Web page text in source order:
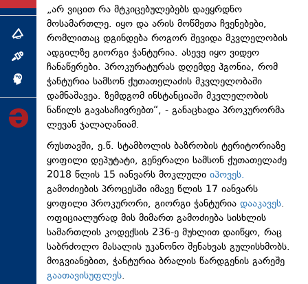
თემა
ინტერვიუ
ინქვიზიცია
„არ ვიცით რა მტკიცებულებებს დაეყრდნო
მოსამართლე. იყო და არის მოწმეთა ჩვენებები,
რომლითაც დგინდება როგორ შევიდა მკვლელობის
ადგილზე გიორგი ჭანტურია. ასევე იყო ვიდეო
ჩანაწერები. პროკურატურას დღემდე ჰგონია, რომ
ჭანტურია სამსონ ქუთათელაძის მკვლელობაში
დამნაშავეა. ზემდგომ ინსტანციაში მკვლელობის
ნაწილს გავასაჩივრებთ“, - განაცხადა პროკურორმა
ლევან ჯალაღანიამ.
რუსთავში, ე.წ. სტამბოლის ბაზრობის ტერიტორიაზე
ყოფილი დეპუტატი, გენერალი სამსონ ქუთათელაძე
2018 წლის 15 იანვარს მოკლული იპოვეს.
გამოძიების პროცესში იმავე წლის 17 იანვარს
ყოფილი პროკურორი, გიორგი ჭანტურია დააკავეს.
ოფიციალურად მის მიმართ გამოძიება სისხლის
სამართლის კოდექსის 236-ე მუხლით დაიწყო, რაც
საბრძოლო მასალის უკანონო შენახვას გულისხმობს.
მოგვიანებით, ჭანტურია ბრალის წარდგენის გარეშე
გაათავისუფლეს.